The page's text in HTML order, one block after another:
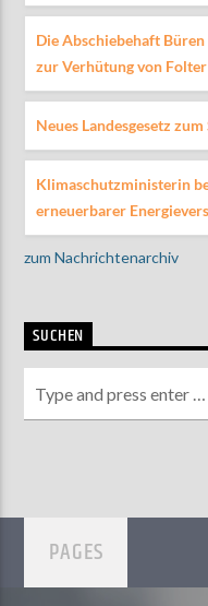
AKTUELLE SENDUNG
MOEBIUS
00:00 18:00
ZU HÖREN INMünster
Die Abschiebehaft
zur Verhütung von
Neues Landesgesetz
Klimaschutzministerin
erneuerbarer
zum Nachrichtenarchiv
SUCHEN
PAGES